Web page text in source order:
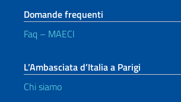
Domande frequenti
Faq – MAECI
L’Ambasciata d’Italia a Parigi
Chi siamo